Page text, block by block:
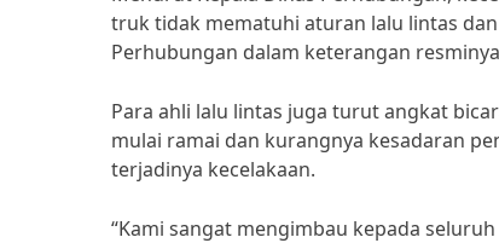
truk tidak mematuhi aturan lalu lintas
Perhubungan dalam keterangan
Para ahli lalu lintas juga turut angkat
mulai ramai dan kurangnya kesadaran
terjadinya kecelakaan.
“Kami sangat mengimbau kepada